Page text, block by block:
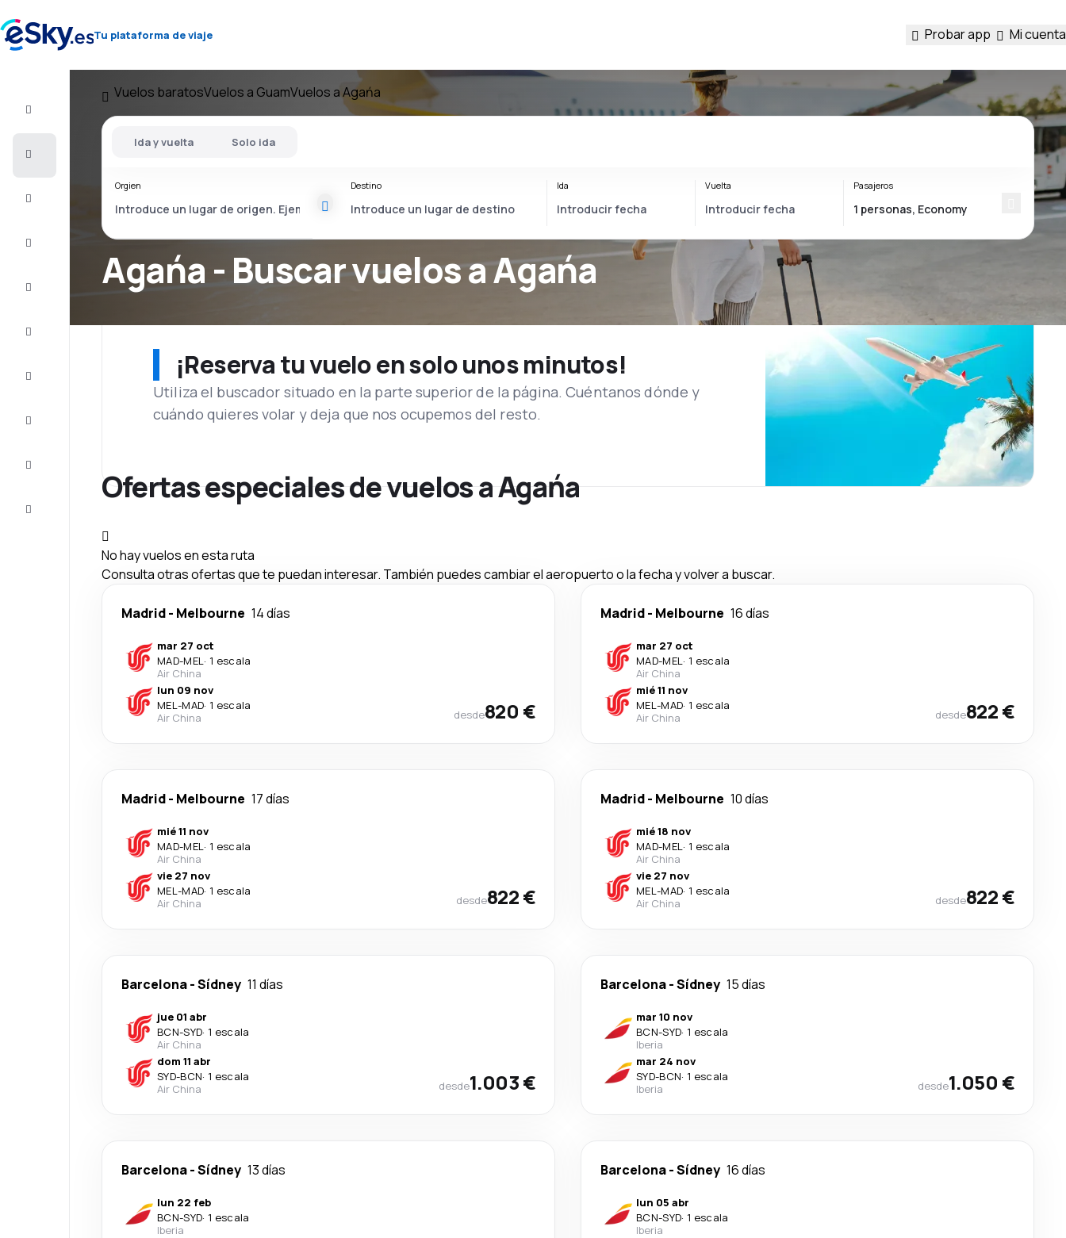
Tu plataforma de viaje Probar app Mi cuenta
Vuelos baratosVuelos a GuamVuelos a Agańa
Agańa - Buscar vuelos a Agańa
Ida y vuelta Solo ida
Orgien Destino Ida Vuelta Pasajeros
¡Reserva tu vuelo en solo unos minutos!
Utiliza el buscador situado en la parte superior de la página. Cuéntanos dónde y
cuándo quieres volar y deja que nos ocupemos del resto.
Ofertas especiales de vuelos a Agańa
No hay vuelos en esta ruta
Consulta otras ofertas que te puedan interesar. También puedes cambiar el aeropuerto o la fecha y volver a buscar.
Madrid- Melbourne 14 días
mar 27 oct
MAD-MEL· 1 escala
Air China
lun 09 nov
MEL-MAD· 1 escala
Air China
desde820 €
Madrid- Melbourne 16 días
mar 27 oct
MAD-MEL· 1 escala
Air China
mié 11 nov
MEL-MAD· 1 escala
Air China
desde822 €
Madrid- Melbourne 17 días
mié 11 nov
MAD-MEL· 1 escala
Air China
vie 27 nov
MEL-MAD· 1 escala
Air China
desde822 €
Madrid- Melbourne 10 días
mié 18 nov
MAD-MEL· 1 escala
Air China
vie 27 nov
MEL-MAD· 1 escala
Air China
desde822 €
Barcelona-Sídney 11 días
jue 01 abr
BCN-SYD· 1 escala
Air China
dom 11 abr
SYD-BCN· 1 escala
Air China
desde1.003 €
Barcelona-Sídney 15 días
mar 10 nov
BCN-SYD· 1 escala
Iberia
mar 24 nov
SYD-BCN· 1 escala
Iberia
desde1.050 €
Barcelona-Sídney 13 días
lun 22 feb
BCN-SYD· 1 escala
Iberia
Barcelona-Sídney 16 días
lun 05 abr
BCN-SYD· 1 escala
Iberia